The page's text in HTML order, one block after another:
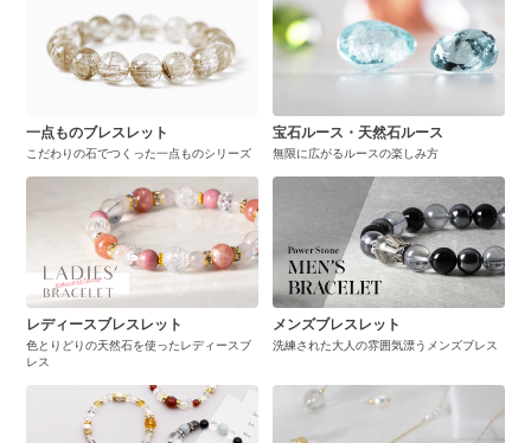
一点ものブレスレット
こだわりの石でつくった一点ものシリーズ
宝石ルース・天然石ルース
無限に広がるルースの楽しみ方
レディースブレスレット
色とりどりの天然石を使ったレディースブ
レス
メンズブレスレット
洗練された大人の雰囲気漂うメンズブレス